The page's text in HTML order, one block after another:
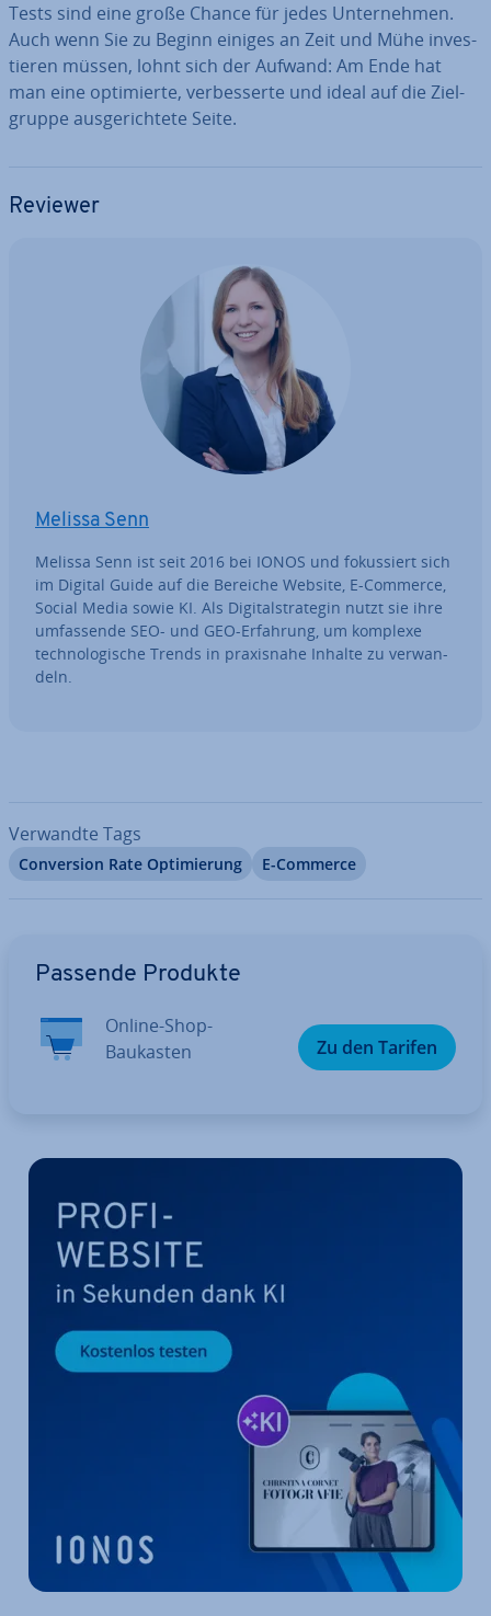
Tests sind eine große Chance für jedes Un­ter­neh­men.
Auch wenn Sie zu Beginn einiges an Zeit und Mühe in­ves­
tie­ren müssen, lohnt sich der Aufwand: Am Ende hat
man eine op­ti­mier­te, ver­bes­ser­te und ideal auf die Ziel­
grup­pe aus­ge­rich­te­te Seite.
Reviewer
Melissa Senn
Melissa Senn ist seit 2016 bei IONOS und fo­kus­siert sich
im Digital Guide auf die Bereiche Website, E-Commerce,
Social Media sowie KI. Als Di­gi­tal­stra­te­gin nutzt sie ihre
um­fas­sen­de SEO- und GEO-Erfahrung, um komplexe
tech­no­lo­gi­sche Trends in pra­xis­na­he Inhalte zu ver­wan­
deln.
Verwandte Tags
Con­ver­si­on Rate Op­ti­mie­rung E-Commerce
Passende Produkte
Online-Shop-
Baukasten
Zu den Tarifen